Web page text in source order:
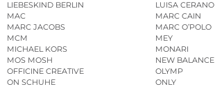
LIEBESKIND BERLIN
LUISA CERANO
MAC
MARC CAIN
MARC JACOBS
MARC O’POLO
MCM
MEY
MICHAEL KORS
MONARI
MOS MOSH
NEW BALANCE
OFFICINE CREATIVE
OLYMP
ON SCHUHE
ONLY